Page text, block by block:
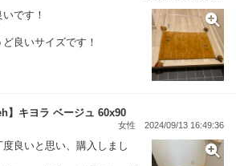
です！
良いサイズです！
】キヨラ ベージュ 60x90
女性 2024/09/13 16:49:36
良いと思い、購入しまし